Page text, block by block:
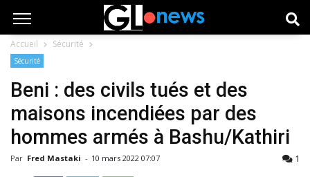
Accueil Sécurité
Sécurité
Beni : des civils tués et des
maisons incendiées par des
hommes armés à Bashu/Kathiri
Par Fred Mastaki - 10 mars 2022 07:07 1